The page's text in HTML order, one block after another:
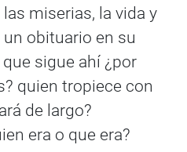
miserias, la vida y
obituario en su
sigue ahí ¿por
quien tropiece con
de largo?
era o que era?